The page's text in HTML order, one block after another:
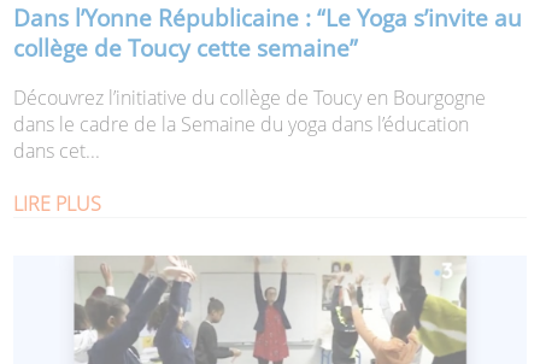
Dans l’Yonne Républicaine : “Le Yoga s’invite au
collège de Toucy cette semaine”
Découvrez l’initiative du collège de Toucy en Bourgogne
dans le cadre de la Semaine du yoga dans l’éducation
dans cet...
LIRE PLUS